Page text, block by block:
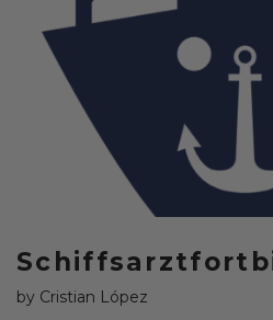
by Cristian López